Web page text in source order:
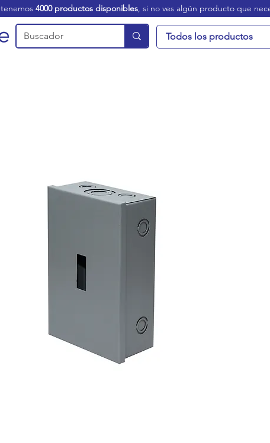
tenemos 4000 productos disponibles, si no ves algún producto que
Todos los productos